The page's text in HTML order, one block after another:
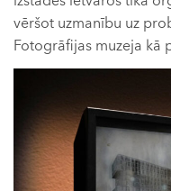
vēršot uzmanību uz
Fotogrāfijas muzeja kā